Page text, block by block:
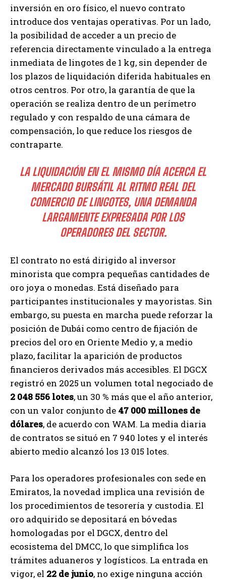
inversión en oro físico, el nuevo contrato
introduce dos ventajas operativas. Por un lado,
la posibilidad de acceder a un precio de
referencia directamente vinculado a la entrega
inmediata de lingotes de 1 kg, sin depender de
los plazos de liquidación diferida habituales en
otros centros. Por otro, la garantía de que la
operación se realiza dentro de un perímetro
regulado y con respaldo de una cámara de
compensación, lo que reduce los riesgos de
contraparte.
LA LIQUIDACIÓN EN EL MISMO DÍA ACERCA EL
MERCADO BURSÁTIL AL RITMO REAL DEL
COMERCIO DE LINGOTES, UNA DEMANDA
LARGAMENTE EXPRESADA POR LOS
OPERADORES DEL SECTOR.
El contrato no está dirigido al inversor
minorista que compra pequeñas cantidades de
oro joya o monedas. Está diseñado para
participantes institucionales y mayoristas. Sin
embargo, su puesta en marcha puede reforzar la
posición de Dubái como centro de fijación de
precios del oro en Oriente Medio y, a medio
plazo, facilitar la aparición de productos
financieros derivados más accesibles. El DGCX
registró en 2025 un volumen total negociado de
2 048 556 lotes, un 30 % más que el año anterior,
con un valor conjunto de 47 000 millones de
dólares, de acuerdo con WAM. La media diaria
de contratos se situó en 7 940 lotes y el interés
abierto medio alcanzó los 13 015 lotes.
Para los operadores profesionales con sede en
Emiratos, la novedad implica una revisión de
los procedimientos de tesorería y custodia. El
oro adquirido se depositará en bóvedas
homologadas por el DGCX, dentro del
ecosistema del DMCC, lo que simplifica los
trámites aduaneros y logísticos. La entrada en
vigor, el 22 de junio, no exige ninguna acción